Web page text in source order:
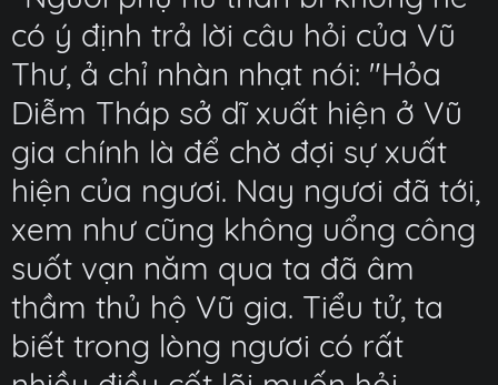
có ý định trả lời câu hỏi của Vũ
Thư, ả chỉ nhàn nhạt nói: "Hỏa
Diễm Tháp sở dĩ xuất hiện ở Vũ
gia chính là để chờ đợi sự xuất
hiện của ngươi. Nay ngươi đã tới,
xem như cũng không uổng công
suốt vạn năm qua ta đã âm
thầm thủ hộ Vũ gia. Tiểu tử, ta
biết trong lòng ngươi có rất